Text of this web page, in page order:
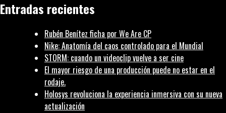
2020
«Corazón
Loco»
|
Entradas recientes
Rubén Benítez ficha por We Are CP
Nike: Anatomía del caos controlado para el Mundial
STORM: cuando un videoclip vuelve a ser cine
El mayor riesgo de una producción puede no estar en el
rodaje.
Holosys revoluciona la experiencia inmersiva con su nueva
actualización